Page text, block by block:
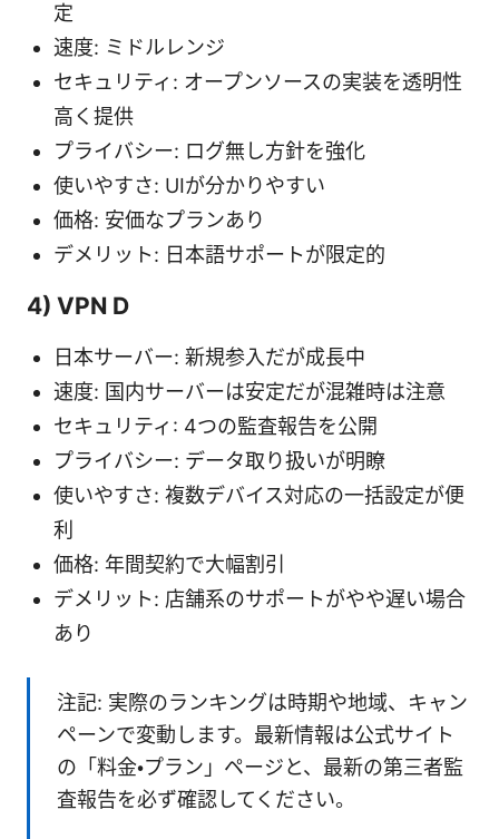
定
速度: ミドルレンジ
セキュリティ: オープンソースの実装を透明性
高く提供
プライバシー: ログ無し方針を強化
使いやすさ: UIが分かりやすい
価格: 安価なプランあり
デメリット: 日本語サポートが限定的
4) VPN D
日本サーバー: 新規参入だが成長中
速度: 国内サーバーは安定だが混雑時は注意
セキュリティ: 4つの監査報告を公開
プライバシー: データ取り扱いが明瞭
使いやすさ: 複数デバイス対応の一括設定が便
利
価格: 年間契約で大幅割引
デメリット: 店舗系のサポートがやや遅い場合
あり
注記: 実際のランキングは時期や地域、キャン
ペーンで変動します。最新情報は公式サイト
の「料金・プラン」ページと、最新の第三者監
査報告を必ず確認してください。